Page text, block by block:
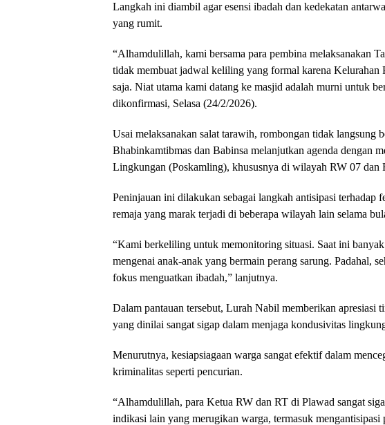
Langkah ini diambil agar esensi ibadah dan kedekatan
yang rumit.
“Alhamdulillah, kami bersama para pembina melaksanakan
tidak membuat jadwal keliling yang formal karena Kelurahan
saja. Niat utama kami datang ke masjid adalah murni untuk
dikonfirmasi, Selasa (24/2/2026).
Usai melaksanakan salat tarawih, rombongan tidak langsung
Bhabinkamtibmas dan Babinsa melanjutkan agenda dengan
Lingkungan (Poskamling), khususnya di wilayah RW 07 dan
Peninjauan ini dilakukan sebagai langkah antisipasi terhadap
remaja yang marak terjadi di beberapa wilayah lain selama
“Kami berkeliling untuk memonitoring situasi. Saat ini
mengenai anak-anak yang bermain perang sarung. Padahal,
fokus menguatkan ibadah,” lanjutnya.
Dalam pantauan tersebut, Lurah Nabil memberikan apresiasi
yang dinilai sangat sigap dalam menjaga kondusivitas
Menurutnya, kesiapsiagaan warga sangat efektif dalam
kriminalitas seperti pencurian.
“Alhamdulillah, para Ketua RW dan RT di Plawad sangat
indikasi lain yang merugikan warga, termasuk